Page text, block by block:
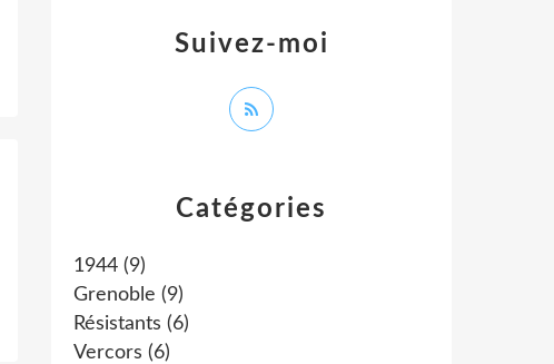
Catégories
1944 (9)
Grenoble (9)
Résistants (6)
Vercors (6)
Suivez-moi